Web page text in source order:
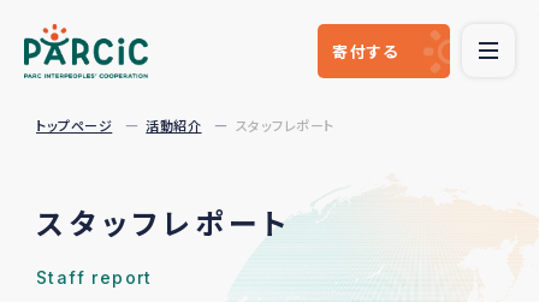
寄付する
トップページ 活動紹介 スタッフレポート
スタッフレポート
Staff report